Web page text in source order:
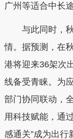
广州等适合中长
与此同时，秋
情。据预测，在
港将迎来36架次
线备受青睐。为
部门协同联动，
用科技赋能，通
感通关”成为出行